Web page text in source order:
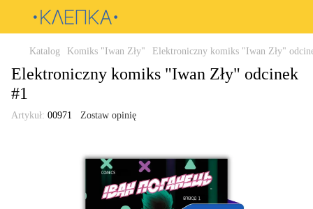
Katalog Komiks "Iwan Zły" Elektroniczny komiks "Iwan Zły"
Elektroniczny komiks "Iwan Zły" odcinek
#1
Artykuł: 00971 Zostaw opinię